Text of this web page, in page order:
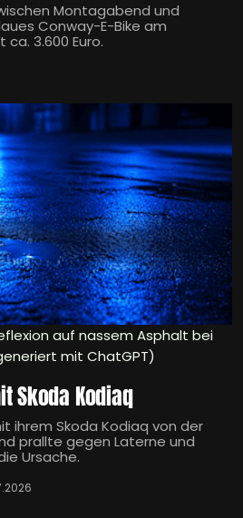
Montagabend und
Conway-E-Bike am
3.600 Euro.
auf nassem Asphalt bei
mit ChatGPT)
Skoda Kodiaq
ihrem Skoda Kodiaq von der
prallte gegen Laterne und
Ursache.